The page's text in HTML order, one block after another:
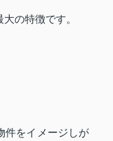
の特徴です。
件をイメージしが